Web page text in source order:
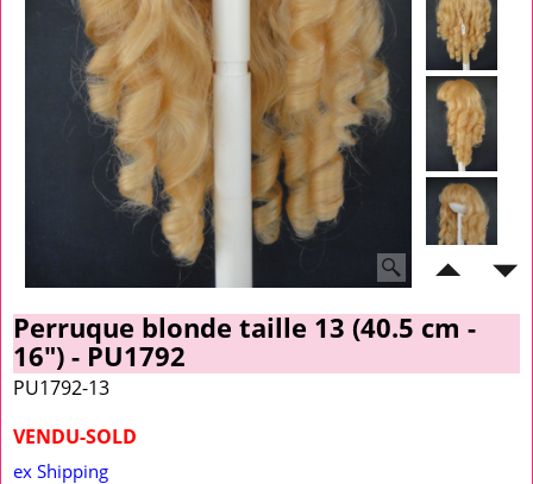
Perruque blonde taille 13 (40.5 cm -
16") - PU1792
PU1792-13
VENDU-SOLD
ex Shipping